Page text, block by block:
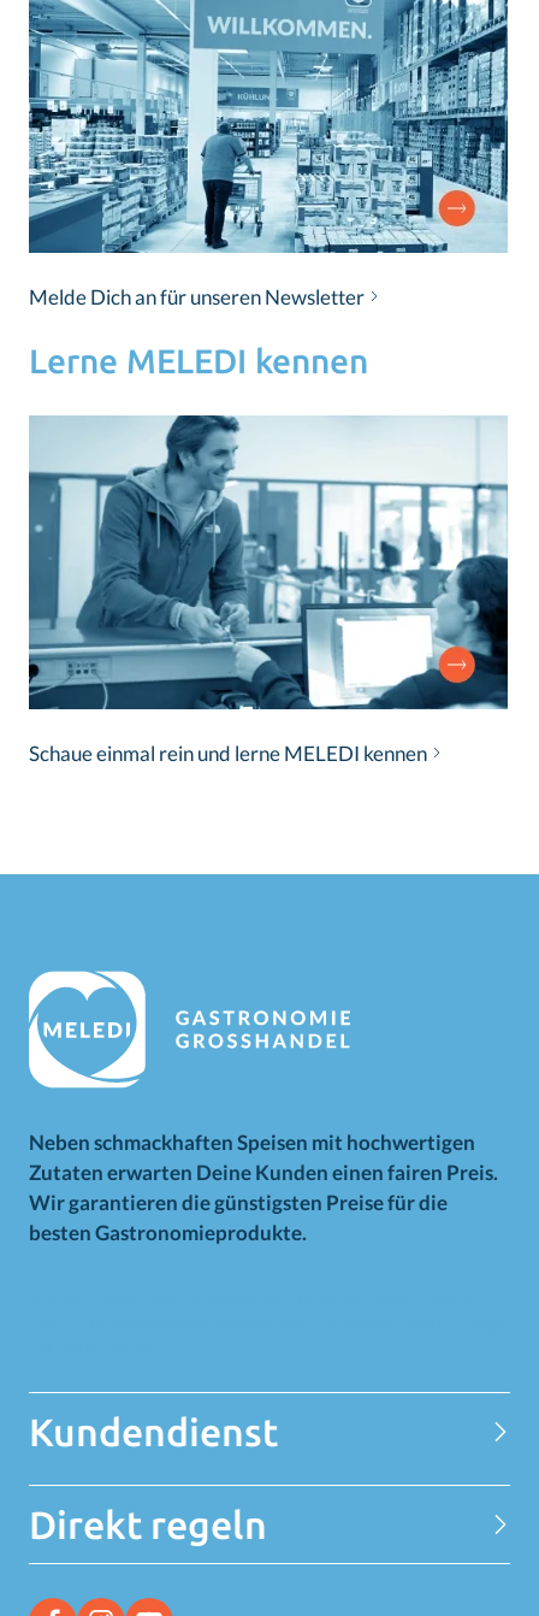
Melde Dich an für unseren Newsletter
Lerne MELEDI kennen
Schaue einmal rein und lerne MELEDI kennen
Neben schmackhaften Speisen mit hochwertigen
Zutaten erwarten Deine Kunden einen fairen Preis.
Wir garantieren die günstigsten Preise für die
besten Gastronomieprodukte.
Kundendienst
Kontakt
Datenschutzerklärung
Über MELEDI
MELEDI Filialen
Direkt regeln